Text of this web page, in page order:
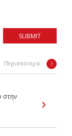
SUBMIT
Περισσότερα
στην